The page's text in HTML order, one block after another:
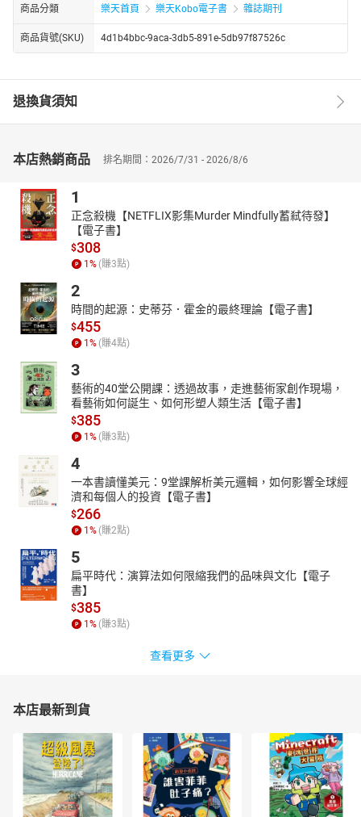
商品分類 樂天首頁 樂天Kobo電子書 雜誌期刊
商品貨號(SKU) 4d1b4bbc-9aca-3db5-891e-5db97f87526c
退換貨須知
本店熱銷商品 排名期間：2026/7/31 - 2026/8/6
1
正念殺機【NETFLIX影集Murder Mindfully蓄弒待發】
【電子書】
$308
1% (賺3點)
2
時間的起源：史蒂芬．霍金的最終理論【電子書】
$455
1% (賺4點)
3
藝術的40堂公開課：透過故事，走進藝術家創作現場，
看藝術如何誕生、如何形塑人類生活【電子書】
$385
1% (賺3點)
4
一本書讀懂美元：9堂課解析美元邏輯，如何影響全球經
濟和每個人的投資【電子書】
$266
1% (賺2點)
5
扁平時代：演算法如何限縮我們的品味與文化【電子
書】
$385
1% (賺3點)
查看更多
本店最新到貨